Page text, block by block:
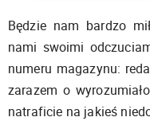
Będzie nam bardzo
nami swoimi
numeru magazynu:
zarazem o
natraficie na jakieś